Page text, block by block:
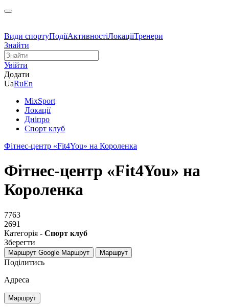
Види спортуПодіїАктивностіЛокаціїТренери
Знайти
Увійти
Додати
UaRuEn
MixSport
Локації
Дніпро
Спорт клуб
Фітнес-центр «Fit4You» на Короленка
Фітнес-центр «Fit4You» на
Короленка
7763
2691
Категорія - Спорт клуб
Зберегти
Маршрут Google Маршрут Маршрут
Поділитись
Адреса
Маршрут